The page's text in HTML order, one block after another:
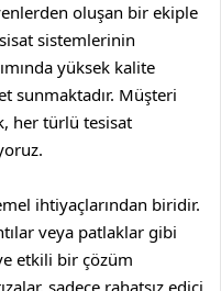
oluşan bir ekiple
sistemlerinin
yüksek kalite
sunmaktadır. Müşteri
her türlü tesisat
ihtiyaçlarından biridir.
veya patlaklar gibi
etkili bir çözüm
sadece rahatsız edici